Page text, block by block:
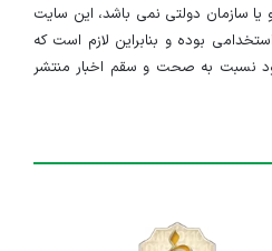
سازمان دولتی نمی باشد، این سایت
بوده و بنابراین لازم است که
نسبت به صحت و سقم اخبار منتشر